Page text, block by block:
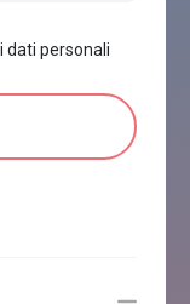
dati personali